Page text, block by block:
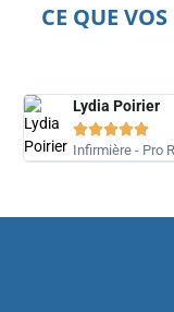
CE QUE
Lydia Poirier

Infirmière - Pro